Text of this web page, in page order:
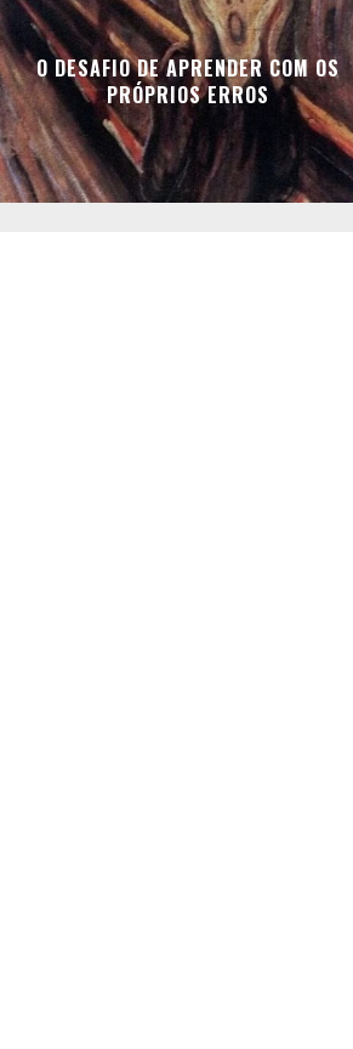
O DESAFIO DE APRENDER COM OS
PRÓPRIOS ERROS